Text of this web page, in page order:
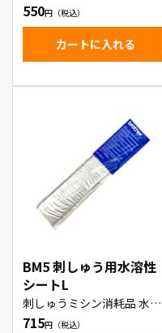
550
カートに入れる
BM5 刺しゅう用水溶性
シートL
刺しゅうミシン消耗品 水溶
性シートL BM5
715